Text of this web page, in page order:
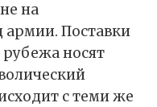
на
армии. Поставки
носят
с теми же